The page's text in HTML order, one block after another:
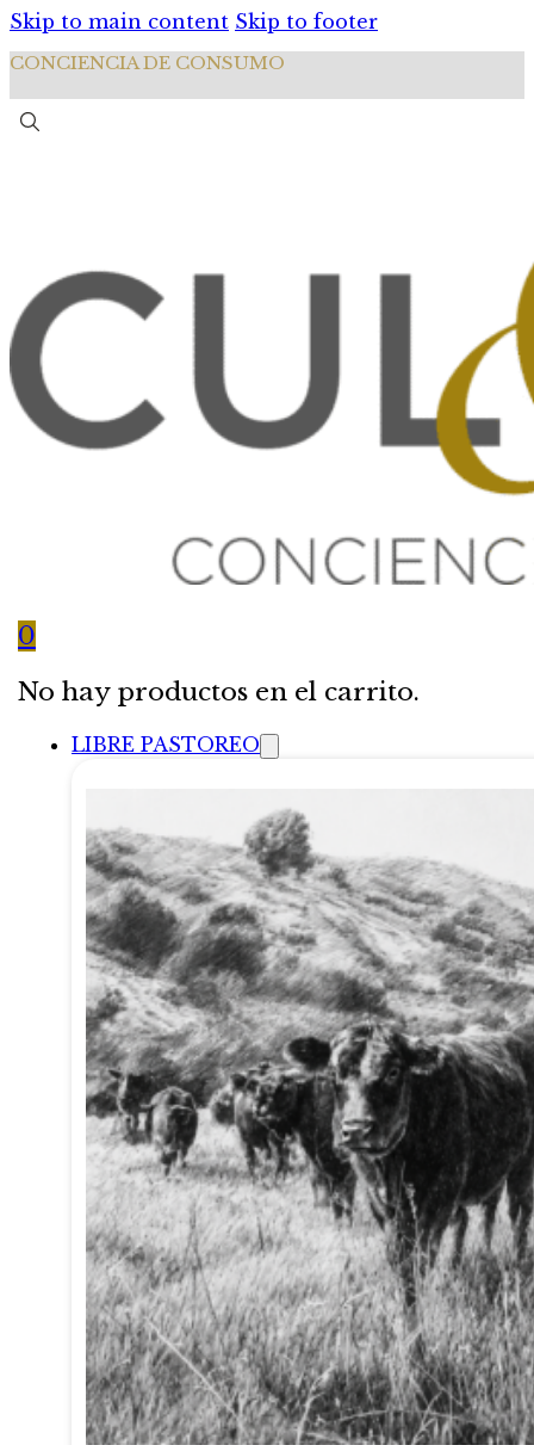
Skip to main content Skip to footer
CONCIENCIA DE CONSUMO
0
No hay productos en el carrito.
LIBRE PASTOREO